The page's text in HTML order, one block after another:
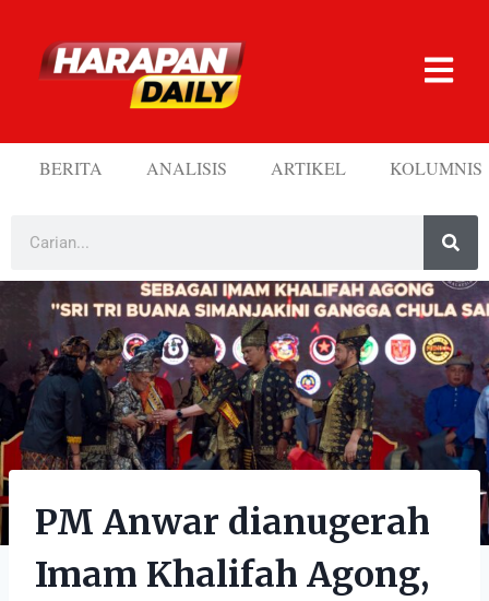
BERITA ANALISIS ARTIKEL KOLUMNIS
PM Anwar dianugerah
Imam Khalifah Agong,